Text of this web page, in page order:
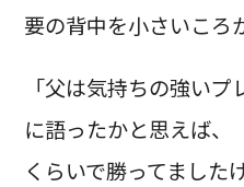
要の背中を小さいころ
「父は気持ちの強い
に語ったかと思えば、
くらいで勝ってました